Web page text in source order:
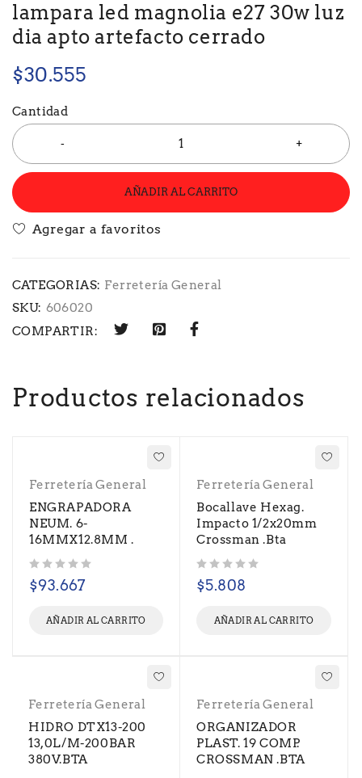
lampara led magnolia e27 30w luz
dia apto artefacto cerrado
$30.555
Cantidad
AÑADIR AL CARRITO
CATEGORIAS: Ferretería General
SKU: 606020
COMPARTIR:
Productos relacionados
Ferretería General
ENGRAPADORA
NEUM. 6-
16MMX12.8MM .
$93.667
AÑADIR AL CARRITO
Ferretería General
Bocallave Hexag.
Impacto 1/2x20mm
Crossman .Bta
$5.808
AÑADIR AL CARRITO
Ferretería General
HIDRO DTX13-200
13,0L/M-200BAR
380V.BTA
Ferretería General
ORGANIZADOR
PLAST. 19 COMP.
CROSSMAN .BTA